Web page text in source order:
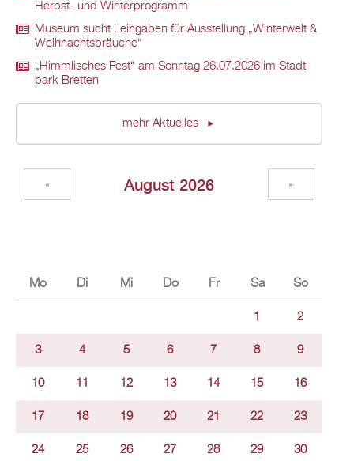
Herbst- und Win­ter­pro­gramm
Mu­se­um sucht Leih­ga­ben für Aus­stel­lung „Win­ter­welt &
Weih­nachts­bräu­che“
„Himm­li­sches Fest“ am Sonn­tag 26.07.2026 im Stadt­
park Brett­en
mehr Ak­tu­el­les
Au­gust 2026
« »
Mo Di Mi Do Fr Sa So
1 2
3 4 5 6 7 8 9
10 11 12 13 14 15 16
17 18 19 20 21 22 23
24 25 26 27 28 29 30